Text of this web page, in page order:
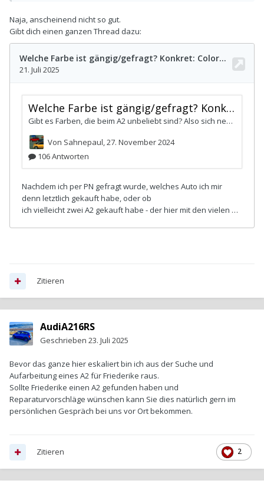
Naja, anscheinend nicht so gut.
Gibt dich einen ganzen Thread dazu:
Zitieren
AudiA216RS
Geschrieben 23. Juli 2025
Bevor das ganze hier eskaliert bin ich aus der Suche und
Aufarbeitung eines A2 für Friederike raus.
Sollte Friederike einen A2 gefunden haben und
Reparaturvorschläge wünschen kann Sie dies natürlich gern im
persönlichen Gespräch bei uns vor Ort bekommen.
2
Zitieren